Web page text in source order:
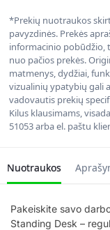
*Prekių nuotraukos
pavyzdinės. Prekės
informacinio pobūdžio,
nuo pačios prekės.
matmenys, dydžiai,
vizualinių ypatybių gali
vadovautis prekių
Kilus klausimams,
51053 arba el. paštu
Nuotraukos
Pakeiskite savo
Standing Desk –